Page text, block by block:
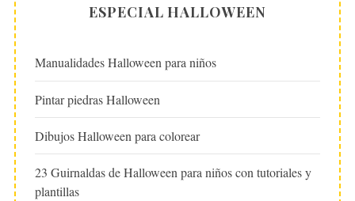
ESPECIAL HALLOWEEN
Manualidades Halloween para niños
Pintar piedras Halloween
Dibujos Halloween para colorear
23 Guirnaldas de Halloween para niños con tutoriales y
plantillas